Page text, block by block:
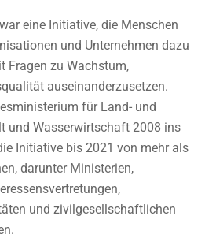
eine Initiative, die Menschen
und Unternehmen dazu
Fragen zu Wachstum,
auseinanderzusetzen.
für Land- und
und Wasserwirtschaft 2008 ins
Initiative bis 2021 von mehr als
darunter Ministerien,
und zivilgesellschaftlichen